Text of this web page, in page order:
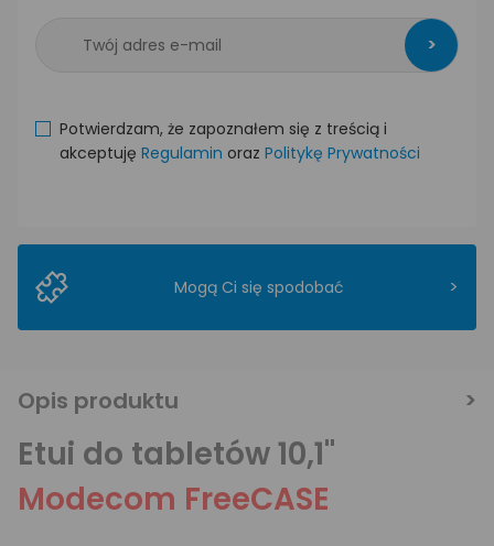
>
Potwierdzam, że zapoznałem się z treścią i
akceptuję Regulamin oraz Politykę Prywatności
Mogą Ci się spodobać >
Opis produktu
Etui do tabletów 10,1"
Modecom FreeCASE